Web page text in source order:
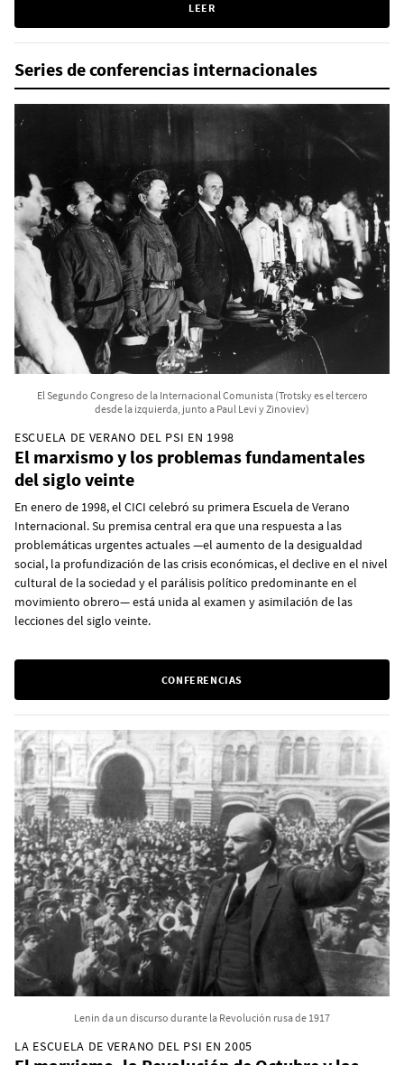
LEER
Series de conferencias internacionales
El Segundo Congreso de la Internacional Comunista (Trotsky es el tercero
desde la izquierda, junto a Paul Levi y Zinoviev)
ESCUELA DE VERANO DEL PSI EN 1998
El marxismo y los problemas fundamentales
del siglo veinte
En enero de 1998, el CICI celebró su primera Escuela de Verano
Internacional. Su premisa central era que una respuesta a las
problemáticas urgentes actuales —el aumento de la desigualdad
social, la profundización de las crisis económicas, el declive en el nivel
cultural de la sociedad y el parálisis político predominante en el
movimiento obrero— está unida al examen y asimilación de las
lecciones del siglo veinte.
CONFERENCIAS
Lenin da un discurso durante la Revolución rusa de 1917
LA ESCUELA DE VERANO DEL PSI EN 2005